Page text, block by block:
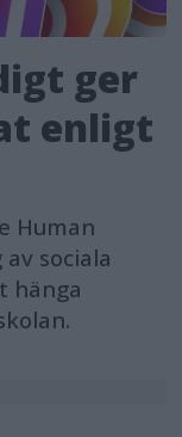
ger
enligt
Human
sociala
hänga